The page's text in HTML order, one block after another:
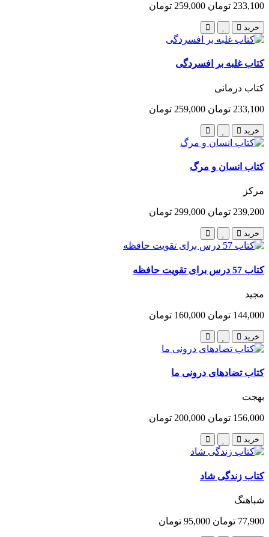
233,100 تومان 259,000 تومان
خرید
کتاب غلبه بر افسردگی
کتاب درمانی
233,100 تومان 259,000 تومان
خرید
کتاب انسان و مرگ
مرکز
239,200 تومان 299,000 تومان
خرید
کتاب 57 درس برای تقویت حافظه
مجید
144,000 تومان 160,000 تومان
خرید
کتاب تضادهای درونی ما
بهجت
156,000 تومان 200,000 تومان
خرید
کتاب زندگی شاد
شباهنگ
77,900 تومان 95,000 تومان